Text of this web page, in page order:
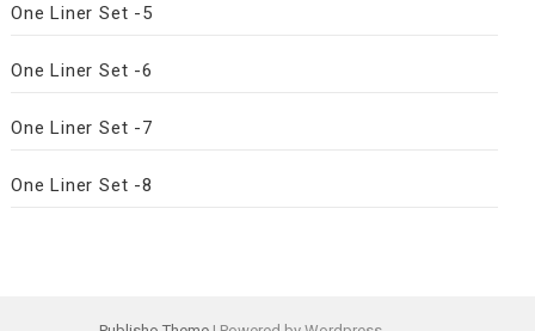
One Liner Set -5
One Liner Set -6
One Liner Set -7
One Liner Set -8